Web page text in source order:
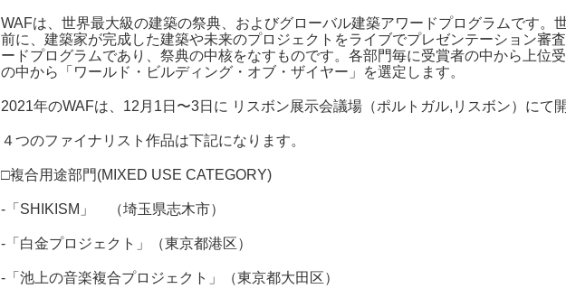
WAFは、世界最大級の建築の祭典、およびグローバル建築アワードプログラムです。
前に、建築家が完成した建築や未来のプロジェクトをライブでプレゼンテーション審
ードプログラムであり、祭典の中核をなすものです。 各部門毎に受賞者の中から上位
の中から「ワールド・ビルディング・オブ・ザイヤー」を選定します。
2021年のWAFは、12月1日〜3日に リスボン展示会議場（ポルトガル,リスボン）にて
４つのファイナリスト作品は下記になります。
□複合用途部門(MIXED USE CATEGORY)
-「SHIKISM」 （埼玉県志木市）
-「白金プロジェクト」（東京都港区）
-「池上の音楽複合プロジェクト」（東京都大田区）